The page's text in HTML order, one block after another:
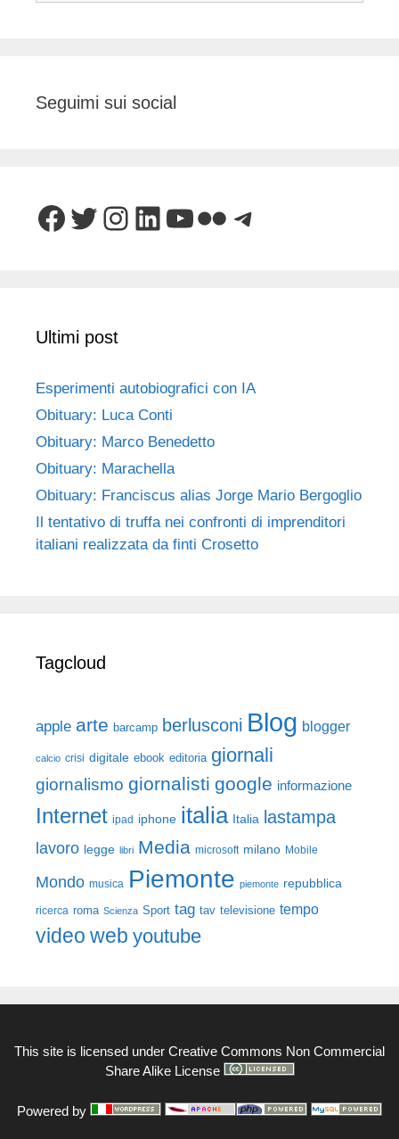
Seguimi sui social
Facebook
Twitter
Instagram
LinkedIn
YouTube
FlickrTelegram
Ultimi post
Esperimenti autobiografici con IA
Obituary: Luca Conti
Obituary: Marco Benedetto
Obituary: Marachella
Obituary: Franciscus alias Jorge Mario Bergoglio
Il tentativo di truffa nei confronti di imprenditori
italiani realizzata da finti Crosetto
Tagcloud
apple arte barcamp berlusconi Blog blogger
calcio crisi digitale ebook editoria giornali
giornalismo giornalisti google informazione
Internet ipad iphone italia Italia lastampa
lavoro legge libri Media microsoft milano Mobile
Mondo musica Piemonte piemonte repubblica
ricerca roma Scienza Sport tag tav televisione tempo
video web youtube
This site is licensed under Creative Commons Non Commercial
Share Alike License
Powered by